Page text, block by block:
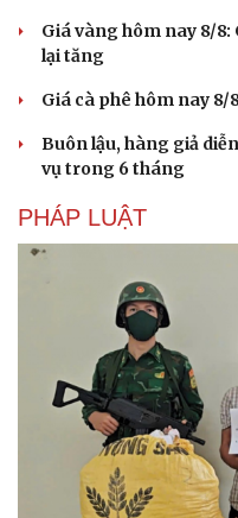
Giá vàng hôm nay 8/
lại tăng
Giá cà phê hôm nay
Buôn lậu, hàng giả
vụ trong 6 tháng
PHÁP LUẬT